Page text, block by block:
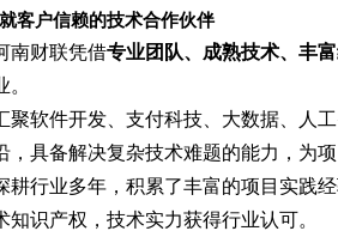
客户信赖的技术合作伙伴
南财联凭借专业团队、成熟技术、丰
聚软件开发、支付科技、大数据、人
，具备解决复杂技术难题的能力，为
耕行业多年，积累了丰富的项目实践
识产权，技术实力获得行业认可。